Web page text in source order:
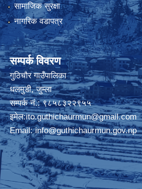
सामाजिक सुरक्षा
नागरिक वडापत्र
सम्पर्क विवरण
गुठिचौर गाउँपालिका
धलमुडी, जुम्ला
सम्पर्क नं.: ९८५८३२२९५५
इमेल:ito.guthichaurmun@gmail.com
Email:info@guthichaurmun.gov.np